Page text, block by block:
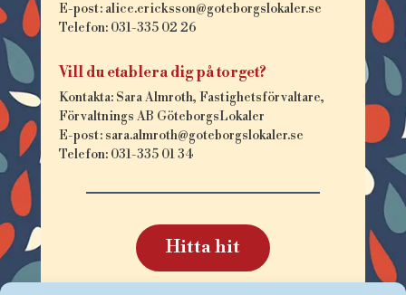
E-post: alice.ericksson@goteborgslokaler.se
Telefon: 031-335 02 26
Vill du etablera dig på torget?
Kontakta: Sara Almroth, Fastighetsförvaltare,
Förvaltnings AB GöteborgsLokaler
E-post: sara.almroth@goteborgslokaler.se
Telefon: 031-335 01 34
Hitta hit